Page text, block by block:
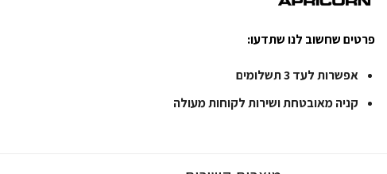
פרטים שחשוב לנו שתדעו:
אפשרות לעד 3 תשלומים
קניה מאובטחת ושירות לקוחות מעולה